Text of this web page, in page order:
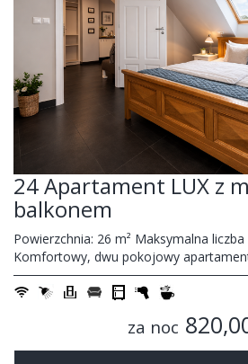
24 Apartament LUX z
balkonem
Powierzchnia: 26 m² Maksymalna liczba
Komfortowy, dwu pokojowy
za noc